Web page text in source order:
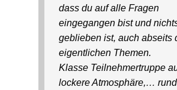
dass du auf alle Fragen
eingegangen bist und
geblieben ist, auch abseits
eigentlichen Themen.
Klasse Teilnehmertruppe
lockere Atmosphäre,…